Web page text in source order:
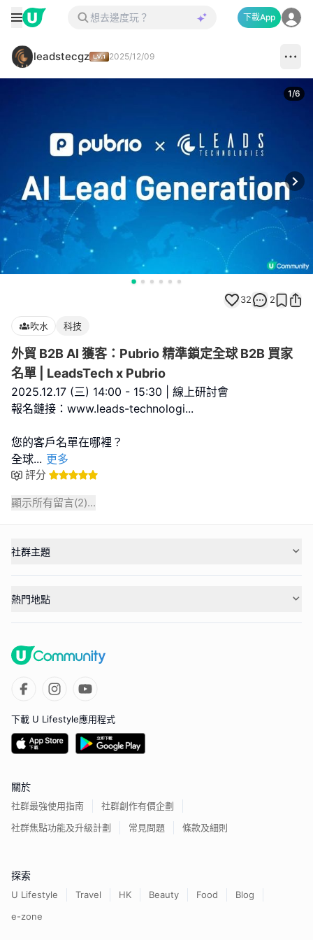
下載App
leadstecgz 2025/12/09
1/6
32 2
吹水 科技
外貿 B2B AI 獲客：Pubrio 精準鎖定全球 B2B 買家
名單 | LeadsTech x Pubrio
2025.12.17 (三) 14:00 - 15:30 | 線上研討會
報名鏈接：www.leads-technologi...
您的客戶名單在哪裡？
全球... 更多
評分
顯示所有留言(2)...
社群主題
熱門地點
下載 U Lifestyle應用程式
關於
社群最強使用指南
社群創作有價企劃
社群焦點功能及升級計劃
常見問題 條款及細則
探索
U Lifestyle Travel HK Beauty Food
Blog
e-zone